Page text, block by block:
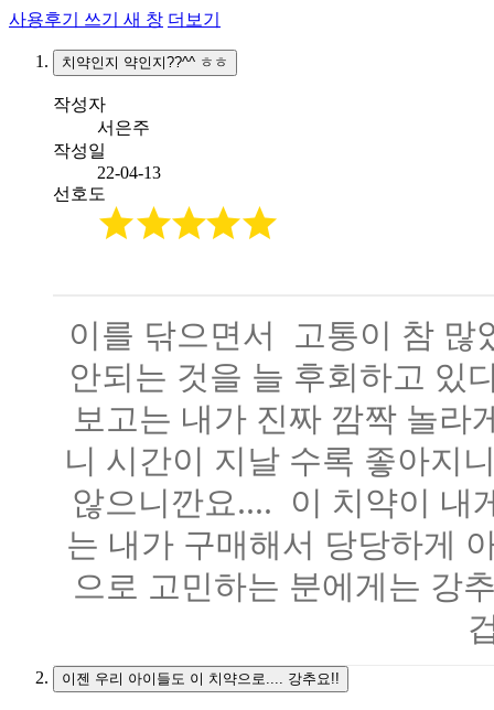
사용후기 쓰기 새 창 더보기
치약인지 약인지??^^ ㅎㅎ
작성자
서은주
작성일
22-04-13
선호도
이를 닦으면서 고통이 참 많
안되는 것을 늘 후회하고 있
보고는 내가 진짜 깜짝 놀라
니 시간이 지날 수록 좋아지
않으니깐요.... 이 치약이 내
는 내가 구매해서 당당하게
으로 고민하는 분에게는 강
이젠 우리 아이들도 이 치약으로.... 강추요!!